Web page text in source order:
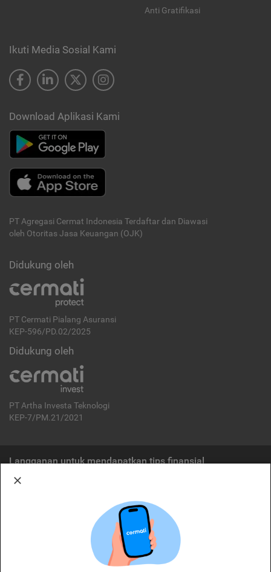
Anti Gratifikasi
Ikuti Media Sosial Kami
Download Aplikasi Kami
PT Agregasi Cermat Indonesia Terdaftar dan Diawasi
oleh Otoritas Jasa Keuangan (OJK)
Didukung oleh
PT Cermati Pialang Asuransi
KEP-596/PD.02/2025
Didukung oleh
PT Artha Investa Teknologi
KEP-7/PM.21/2021
Langganan untuk mendapatkan tips finansial
Cermati merupakan penyelenggara agregasi jasa keuangan yang terdaftar di
OJK. Oleh karena itu, produk dan/atau layanan jasa keuangan yang
ditawarkan bukan merupakan produk dan/atau layanan jasa keuangan yang
diterbitkan oleh Cermati dan Cermati tidak bertanggung jawab atas tuntutan